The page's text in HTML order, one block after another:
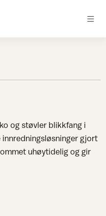
og støvler blikkfang i
innredningsløsninger gjort
uhøytidelig og gir